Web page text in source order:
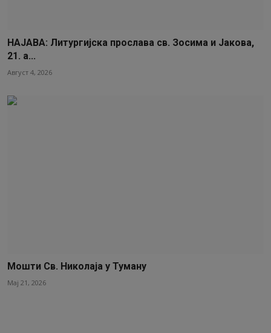
НАЈАВА: Литургијска прослава св. Зосима и Јакова,
21. а...
Август 4, 2026
Мошти Св. Николаја у Туману
Мај 21, 2026